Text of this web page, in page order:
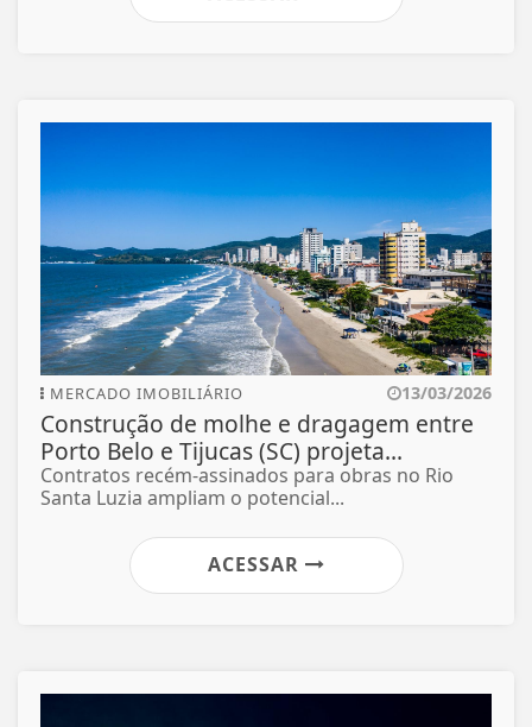
MERCADO IMOBILIÁRIO 13/03/2026
Construção de molhe e dragagem entre
Porto Belo e Tijucas (SC) projeta...
Contratos recém-assinados para obras no Rio
Santa Luzia ampliam o potencial...
ACESSAR